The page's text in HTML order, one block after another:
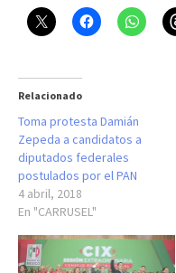
Relacionado
Toma protesta Damián
Zepeda a candidatos a
diputados federales
postulados por el PAN
4 abril, 2018
En "CARRUSEL"